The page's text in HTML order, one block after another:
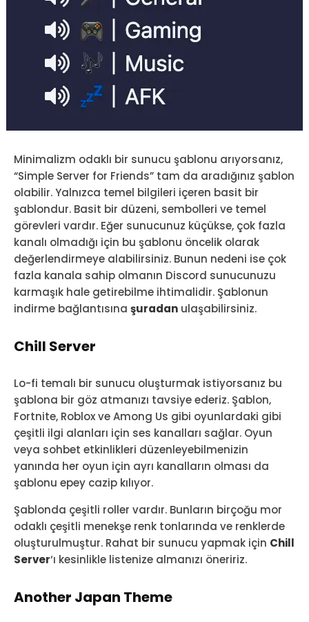
Minimalizm odaklı bir sunucu şablonu arıyorsanız,
“Simple Server for Friends” tam da aradığınız şablon
olabilir. Yalnızca temel bilgileri içeren basit bir
şablondur. Basit bir düzeni, sembolleri ve temel
görevleri vardır. Eğer sunucunuz küçükse, çok fazla
kanalı olmadığı için bu şablonu öncelik olarak
değerlendirmeye alabilirsiniz. Bunun nedeni ise çok
fazla kanala sahip olmanın Discord sunucunuzu
karmaşık hale getirebilme ihtimalidir. Şablonun
indirme bağlantısına şuradan ulaşabilirsiniz.
Chill Server
Lo-fi temalı bir sunucu oluşturmak istiyorsanız bu
şablona bir göz atmanızı tavsiye ederiz. Şablon,
Fortnite, Roblox ve Among Us gibi oyunlardaki gibi
çeşitli ilgi alanları için ses kanalları sağlar. Oyun
veya sohbet etkinlikleri düzenleyebilmenizin
yanında her oyun için ayrı kanalların olması da
şablonu epey cazip kılıyor.
Şablonda çeşitli roller vardır. Bunların birçoğu mor
odaklı çeşitli menekşe renk tonlarında ve renklerde
oluşturulmuştur. Rahat bir sunucu yapmak için Chill
Server‘ı kesinlikle listenize almanızı öneririz.
Another Japan Theme